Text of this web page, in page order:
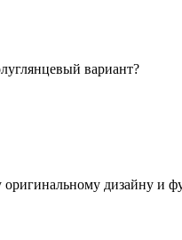
вариант?
дизайну и